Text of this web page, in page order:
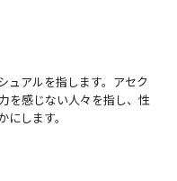
ュアルを指します。アセク
を感じない人々を指し、性
します。